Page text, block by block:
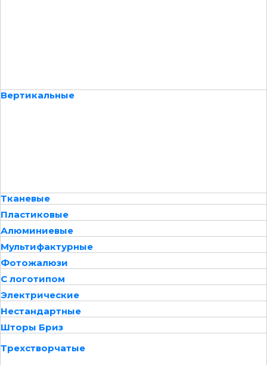
Вертикальные
Тканевые
Пластиковые
Алюминиевые
Мультифактурные
Фотожалюзи
С логотипом
Электрические
Нестандартные
Шторы Бриз
Трехстворчатые